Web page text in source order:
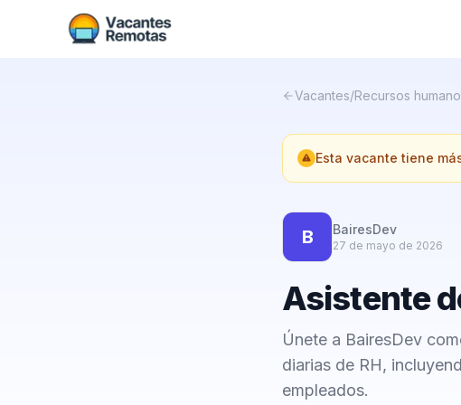
Vacantes/Recursos
Esta vacante tiene
B BairesDev
27 de mayo de 2026
Asistente
Únete a BairesDev
diarias de RH,
empleados.